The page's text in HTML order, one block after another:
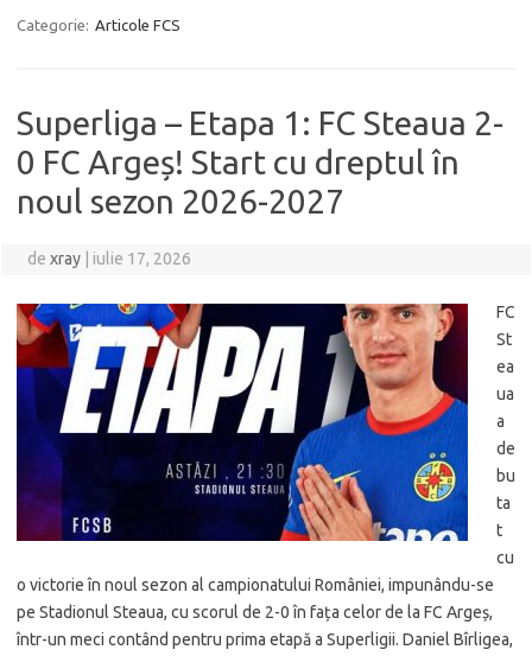
Categorie: Articole FCS
Superliga – Etapa 1: FC Steaua 2-
0 FC Argeș! Start cu dreptul în
noul sezon 2026-2027
de xray iulie 17, 2026
FC
St
ea
ua
a
de
bu
ta
t
cu
o victorie în noul sezon al campionatului României, impunându-se
pe Stadionul Steaua, cu scorul de 2-0 în fața celor de la FC Argeș,
într-un meci contând pentru prima etapă a Superligii. Daniel Bîrligea,